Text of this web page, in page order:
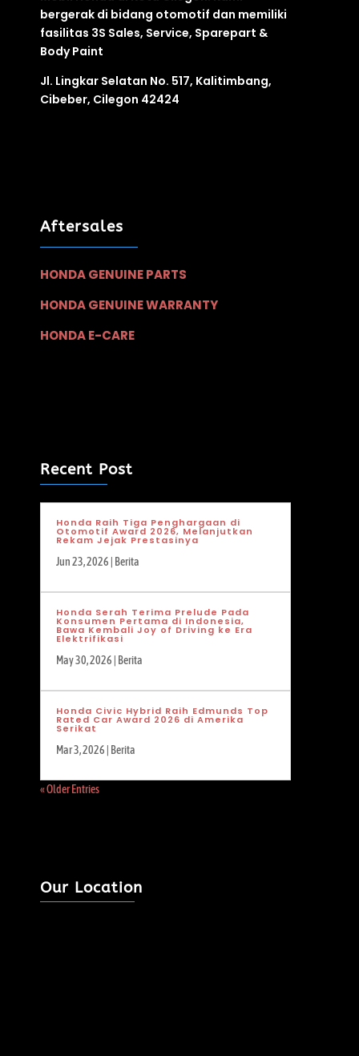
bergerak di bidang otomotif dan memiliki
fasilitas 3S Sales, Service, Sparepart &
Body Paint
Jl. Lingkar Selatan No. 517, Kalitimbang,
Cibeber, Cilegon 42424
Aftersales
HONDA GENUINE PARTS
HONDA GENUINE WARRANTY
HONDA E-CARE
Recent Post
Honda Raih Tiga Penghargaan di
Otomotif Award 2026, Melanjutkan
Rekam Jejak Prestasinya
Jun 23, 2026
Berita
Honda Serah Terima Prelude Pada
Konsumen Pertama di Indonesia,
Bawa Kembali Joy of Driving ke Era
Elektrifikasi
May 30, 2026
Berita
Honda Civic Hybrid Raih Edmunds Top
Rated Car Award 2026 di Amerika
Serikat
Mar 3, 2026
Berita
« Older Entries
Our Location